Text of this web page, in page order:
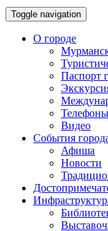
Toggle navigation
О городе
Паспорт
Видео
События
Афиша
Новости